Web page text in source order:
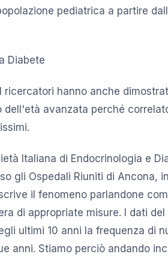
pediatrica a partire
Diabete
hanno anche
avanzata perché
Italiana di Endocrinologia e
gli Ospedali Riuniti di Ancona,
il fenomeno parlandone
di appropriate misure. I dati
ultimi 10 anni la frequenza di
anni. Stiamo perciò andando